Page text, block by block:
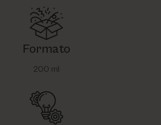
Formato
200 ml